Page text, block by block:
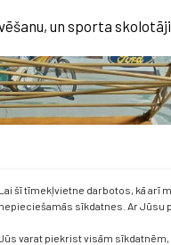
Lai šī tīmekļvietne darbotos, kā arī
nepieciešamās sīkdatnes. Ar Jūsu
varat piekrist visām sīkdatnēm,
un sporta